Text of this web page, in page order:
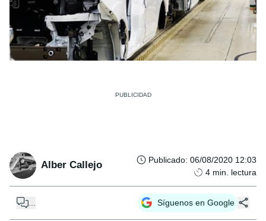
Alber Callejo Publicado: 06/08/2020 12:03
4 min. lectura
Síguenos en Google